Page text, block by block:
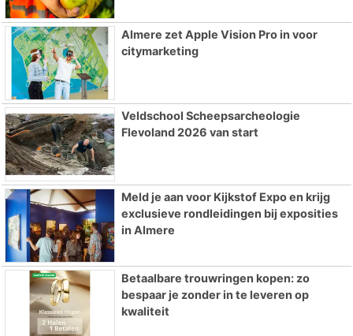
Almere zet Apple Vision Pro in voor
citymarketing
Veldschool Scheepsarcheologie
Flevoland 2026 van start
Meld je aan voor Kijkstof Expo en krijg
exclusieve rondleidingen bij exposities
in Almere
Betaalbare trouwringen kopen: zo
bespaar je zonder in te leveren op
kwaliteit